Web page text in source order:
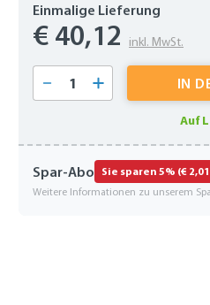
Einmalige Lieferung
€ 40,12 inkl. MwSt.
Produkt Anzahl: IN
Auf
Spar-Abo Sie sparen 5% (€
Weitere Informationen zu unserem